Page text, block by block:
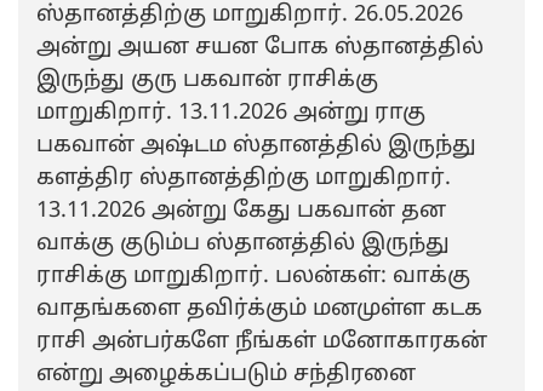
ஸ்தானத்திற்கு மாறுகிறார். 26.05.2026
அன்று அயன சயன போக ஸ்தானத்தில்
இருந்து குரு பகவான் ராசிக்கு
மாறுகிறார். 13.11.2026 அன்று ராகு
பகவான் அஷ்டம ஸ்தானத்தில் இருந்து
களத்திர ஸ்தானத்திற்கு மாறுகிறார்.
13.11.2026 அன்று கேது பகவான் தன
வாக்கு குடும்ப ஸ்தானத்தில் இருந்து
ராசிக்கு மாறுகிறார். பலன்கள்: வாக்கு
வாதங்களை தவிர்க்கும் மனமுள்ள கடக
ராசி அன்பர்களே நீங்கள் மனோகாரகன்
என்று அழைக்கப்படும் சந்திரனை